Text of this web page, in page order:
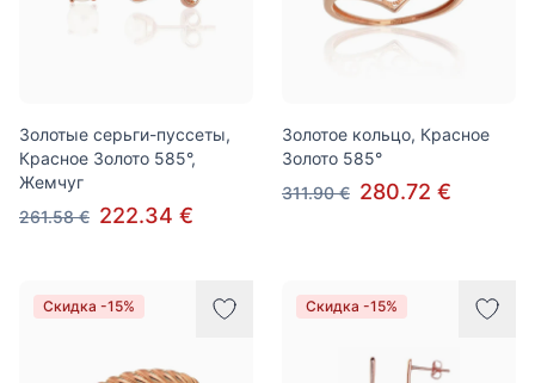
Золотые серьги-пуссеты,
Красное Золото 585°,
Жемчуг
261.58 € 222.34 €
Золотое кольцо, Красное
Золото 585°
311.90 € 280.72 €
Скидка -15% Скидка -15%